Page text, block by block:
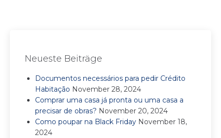
Neueste Beiträge
Documentos necessários para pedir Crédito
Habitação November 28, 2024
Comprar uma casa já pronta ou uma casa a
precisar de obras? November 20, 2024
Como poupar na Black Friday November 18,
2024